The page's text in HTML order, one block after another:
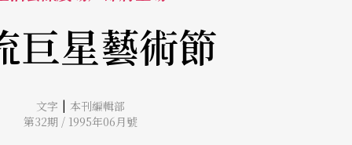
巨星藝術節
文字 | 本刊編輯部
第32期 / 1995年06月號